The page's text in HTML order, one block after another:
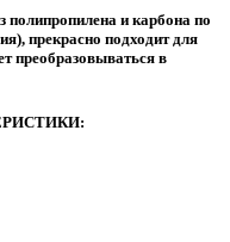
полипропилена и карбона по
прекрасно подходит для
преобразовываться в